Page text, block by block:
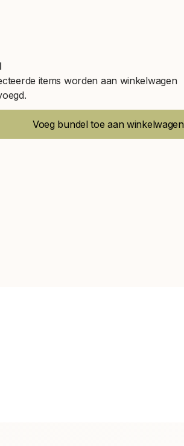
items worden aan winkelwagen
Voeg bundel toe aan winkelwagen